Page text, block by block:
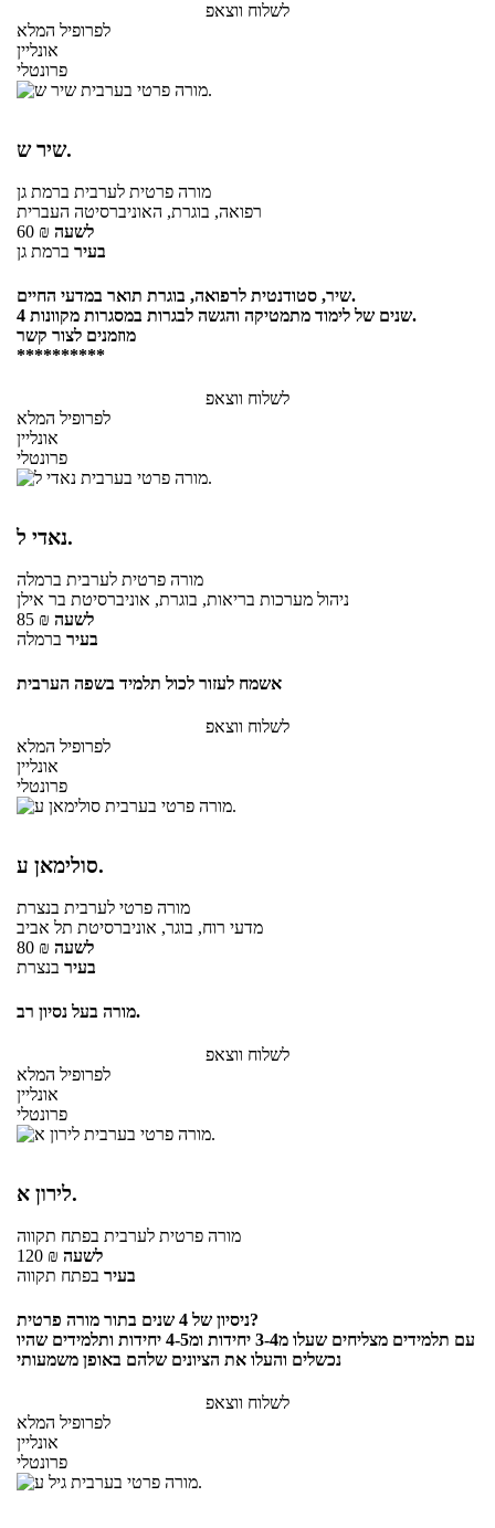
לשלוח ווצאפ
לפרופיל המלא
אונליין
פרונטלי
שיר ש.
מורה פרטית לערבית ברמת גן
רפואה, בוגרת, האוניברסיטה העברית
60 ₪ לשעה
בעיר ברמת גן
שיר, סטודנטית לרפואה, בוגרת תואר במדעי החיים.
4 שנים של לימוד מתמטיקה והגשה לבגרות במסגרות מקוונות.
מוזמנים לצור קשר
**********
לשלוח ווצאפ
לפרופיל המלא
אונליין
פרונטלי
נאדי ל.
מורה פרטית לערבית ברמלה
ניהול מערכות בריאות, בוגרת, אוניברסיטת בר אילן
85 ₪ לשעה
בעיר ברמלה
אשמח לעזור לכול תלמיד בשפה הערבית
לשלוח ווצאפ
לפרופיל המלא
אונליין
פרונטלי
סולימאן ע.
מורה פרטי לערבית בנצרת
מדעי רוח, בוגר, אוניברסיטת תל אביב
80 ₪ לשעה
בעיר בנצרת
מורה בעל נסיון רב.
לשלוח ווצאפ
לפרופיל המלא
אונליין
פרונטלי
לירון א.
מורה פרטית לערבית בפתח תקווה
120 ₪ לשעה
בעיר בפתח תקווה
ניסיון של 4 שנים בתור מורה פרטית?
עם תלמידים מצליחים שעלו מ3-4 יחידות ומ4-5 יחידות ותלמידים שהיו
נכשלים והעלו את הציונים שלהם באופן משמעותי
לשלוח ווצאפ
לפרופיל המלא
אונליין
פרונטלי